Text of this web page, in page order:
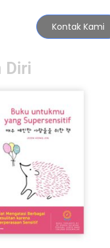
Kontak Kami
Diri